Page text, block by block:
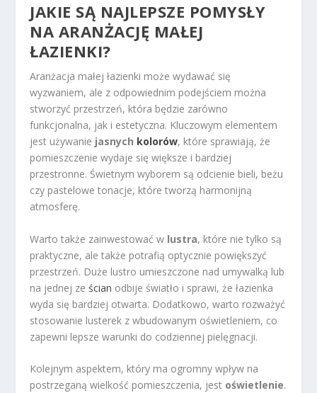
JAKIE SĄ NAJLEPSZE POMYSŁY
NA ARANŻACJĘ MAŁEJ
ŁAZIENKI?
Aranżacja małej łazienki może wydawać się
wyzwaniem, ale z odpowiednim podejściem można
stworzyć przestrzeń, która będzie zarówno
funkcjonalna, jak i estetyczna. Kluczowym elementem
jest używanie jasnych kolorów, które sprawiają, że
pomieszczenie wydaje się większe i bardziej
przestronne. Świetnym wyborem są odcienie bieli, beżu
czy pastelowe tonacje, które tworzą harmonijną
atmosferę.
Warto także zainwestować w lustra, które nie tylko są
praktyczne, ale także potrafią optycznie powiększyć
przestrzeń. Duże lustro umieszczone nad umywalką lub
na jednej ześcian odbije światło i sprawi, że łazienka
wyda się bardziej otwarta. Dodatkowo, warto rozważyć
stosowanie lusterek z wbudowanym oświetleniem, co
zapewni lepsze warunki do codziennej pielęgnacji.
Kolejnym aspektem, który ma ogromny wpływ na
postrzeganą wielkość pomieszczenia, jest oświetlenie.